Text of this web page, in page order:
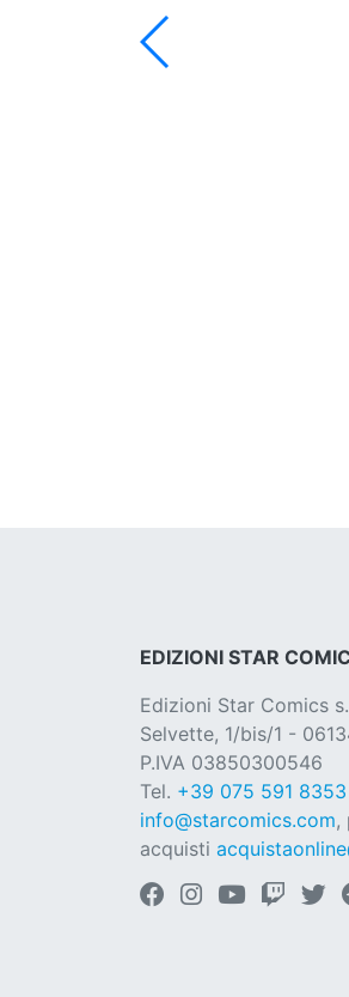
EDIZIONI STAR
Edizioni Star Comics
Selvette, 1/bis/1 -
P.IVA 03850300546
Tel. +39 075 591 8353
info@starcomics.com,
acquisti